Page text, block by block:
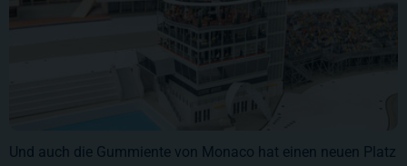
Und auch die Gummiente von Monaco hat einen neuen Platz